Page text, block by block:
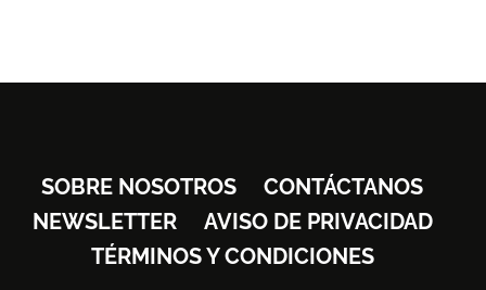
SOBRE NOSOTROS
CONTÁCTANOS
NEWSLETTER
AVISO DE PRIVACIDAD
TÉRMINOS Y CONDICIONES